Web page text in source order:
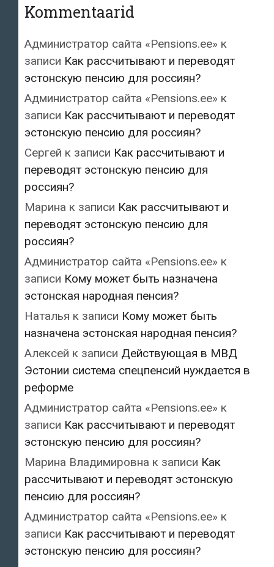
Kommentaarid
Администратор сайта «Pensions.ee» к
записи Как рассчитывают и переводят
эстонскую пенсию для россиян?
Администратор сайта «Pensions.ee» к
записи Как рассчитывают и переводят
эстонскую пенсию для россиян?
Сергей к записи Как рассчитывают и
переводят эстонскую пенсию для
россиян?
Марина к записи Как рассчитывают и
переводят эстонскую пенсию для
россиян?
Администратор сайта «Pensions.ee» к
записи Кому может быть назначена
эстонская народная пенсия?
Наталья к записи Кому может быть
назначена эстонская народная пенсия?
Алексей к записи Действующая в МВД
Эстонии система спецпенсий нуждается в
реформе
Администратор сайта «Pensions.ee» к
записи Как рассчитывают и переводят
эстонскую пенсию для россиян?
Марина Владимировна к записи Как
рассчитывают и переводят эстонскую
пенсию для россиян?
Администратор сайта «Pensions.ee» к
записи Как рассчитывают и переводят
эстонскую пенсию для россиян?